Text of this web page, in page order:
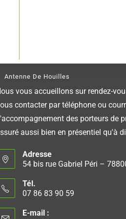
Antenne De Houilles
vous accueillons sur rendez-
contacter par téléphone ou
des porteurs de
aussi bien en présentiel qu'à
Adresse
54 bis rue Gabriel Péri –
Tél.
07 86 83 90 59
E-mail :